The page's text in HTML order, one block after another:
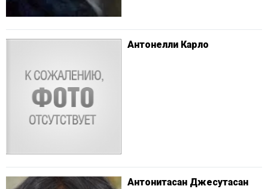
Антонелли Карло
Антонитасан Джесутасан